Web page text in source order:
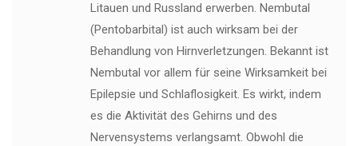
Litauen und Russland erwerben. Nembutal
(Pentobarbital) ist auch wirksam bei der
Behandlung von Hirnverletzungen. Bekannt ist
Nembutal vor allem für seine Wirksamkeit bei
Epilepsie und Schlaflosigkeit. Es wirkt, indem
es die Aktivität des Gehirns und des
Nervensystems verlangsamt. Obwohl die